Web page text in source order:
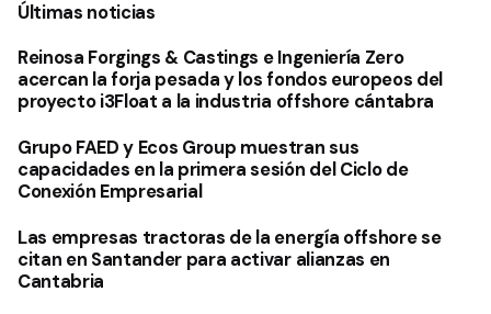
Últimas noticias
Reinosa Forgings & Castings e Ingeniería Zero
acercan la forja pesada y los fondos europeos del
proyecto i3Float a la industria offshore cántabra
Grupo FAED y Ecos Group muestran sus
capacidades en la primera sesión del Ciclo de
Conexión Empresarial
Las empresas tractoras de la energía offshore se
citan en Santander para activar alianzas en
Cantabria